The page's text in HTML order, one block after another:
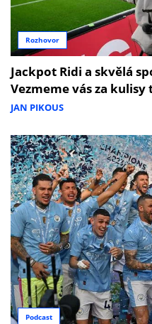
Rozhovor
Jackpot Ridi a skvělá
Vezmeme vás za
JAN PIKOUS
Podcast